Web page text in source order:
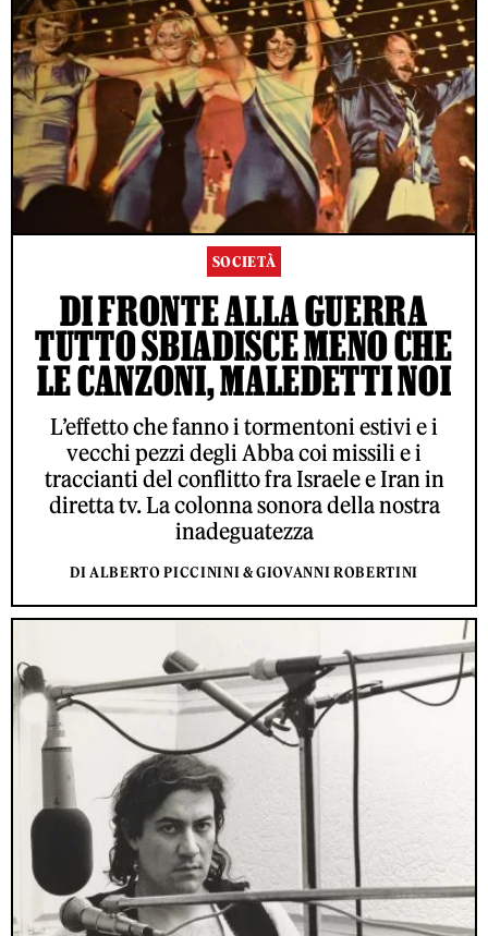
SOCIETÀ
DI FRONTE ALLA GUERRA
TUTTO SBIADISCE MENO CHE
LE CANZONI, MALEDETTI NOI
L’effetto che fanno i tormentoni estivi e i
vecchi pezzi degli Abba coi missili e i
traccianti del conflitto fra Israele e Iran in
diretta tv. La colonna sonora della nostra
inadeguatezza
DI ALBERTO PICCININI & GIOVANNI ROBERTINI